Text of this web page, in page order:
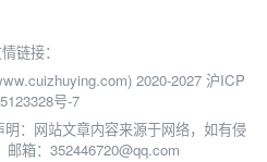
链接：
2020-2027 沪ICP
号-7
明：网站文章内容来源于网络，如有侵
箱：352446720@qq.com